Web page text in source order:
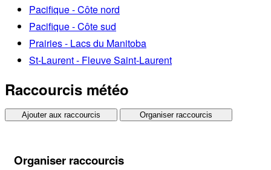
Pacifique - Côte nord
Pacifique - Côte sud
Prairies - Lacs du Manitoba
St-Laurent - Fleuve Saint-Laurent
Raccourcis météo
Ajouter aux raccourcis Organiser raccourcis
Organiser raccourcis